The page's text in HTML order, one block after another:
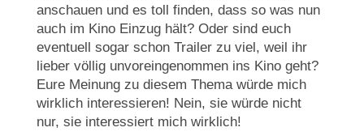
anschauen und es toll finden, dass so was nun
auch im Kino Einzug hält? Oder sind euch
eventuell sogar schon Trailer zu viel, weil ihr
lieber völlig unvoreingenommen ins Kino geht?
Eure Meinung zu diesem Thema würde mich
wirklich interessieren! Nein, sie würde nicht
nur, sie interessiert mich wirklich!